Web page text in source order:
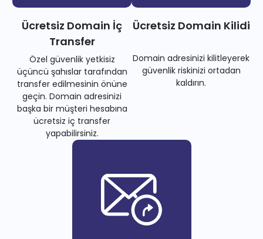
Ücretsiz Domain İç
Transfer
Özel güvenlik yetkisiz
üçüncü şahıslar tarafından
transfer edilmesinin önüne
geçin. Domain adresinizi
başka bir müşteri hesabına
ücretsiz iç transfer
yapabilirsiniz.
Ücretsiz Domain Kilidi
Domain adresinizi kilitleyerek
güvenlik riskinizi ortadan
kaldırın.